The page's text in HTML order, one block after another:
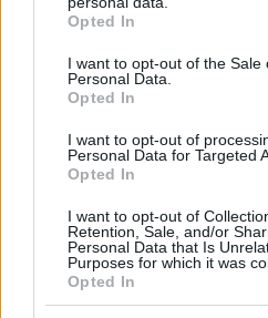
grant or deny consent to Google
use your data for below
consent section.
Opted In
I want to opt-out of the Sale
Personal Data.
Opted In
I want to opt-out of
Personal Data for Targeted
Opted In
I want to opt-out of
Retention, Sale, and/or
Personal Data that Is
Purposes for which it was
Opted In
νεκροί και τραυματίες,
για τους εγκλωβισμένους,